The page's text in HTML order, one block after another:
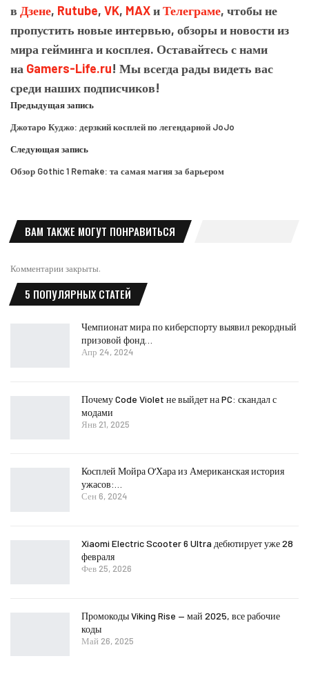
в Дзене, Rutube, VK, MAXиТелеграме, чтобы не
пропустить новые интервью, обзоры и новости из
мира гейминга и косплея. Оставайтесь с нами
на Gamers-Life.ru! Мы всегда рады видеть вас
среди наших подписчиков!
Предыдущая запись
Джотаро Куджо: дерзкий косплей по легендарной JoJo
Следующая запись
Обзор Gothic 1 Remake: та самая магия за барьером
ВАМ ТАКЖЕ МОГУТ ПОНРАВИТЬСЯ
Комментарии закрыты.
5 ПОПУЛЯРНЫХ СТАТЕЙ
Чемпионат мира по киберспорту выявил рекордный
призовой фонд…
Апр 24, 2024
Почему Code Violet не выйдет на PC: скандал с
модами
Янв 21, 2025
Косплей Мойра О’Хара из Американская история
ужасов:…
Сен 6, 2024
Xiaomi Electric Scooter 6 Ultra дебютирует уже 28
февраля
Фев 25, 2026
Промокоды Viking Rise — май 2025, все рабочие
коды
Май 26, 2025